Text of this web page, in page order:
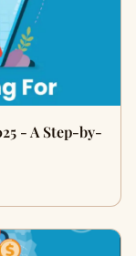
- A Step-by-